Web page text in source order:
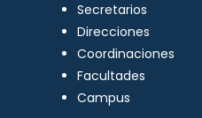
Secretarios
Direcciones
Coordinaciones
Facultades
Campus